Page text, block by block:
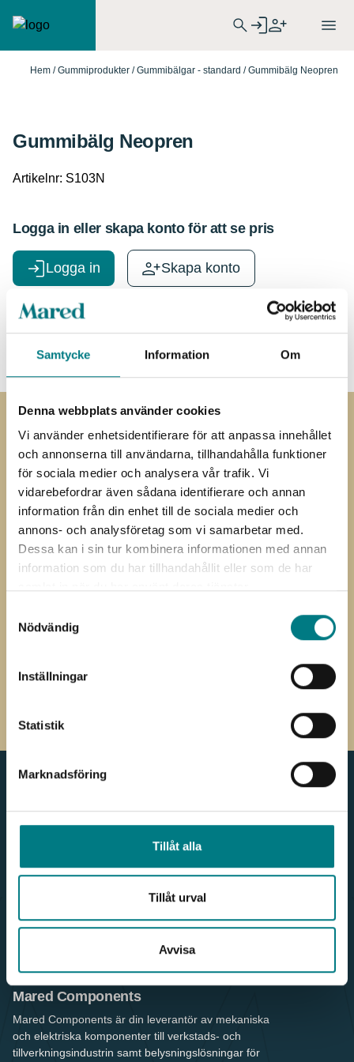
Samtycke Information Om
Denna webbplats använder cookies
Vi använder enhetsidentifierare för att anpassa innehållet
och annonserna till användarna, tillhandahålla funktioner
för sociala medier och analysera vår trafik. Vi
vidarebefordrar även sådana identifierare och annan
information från din enhet till de sociala medier och
annons- och analysföretag som vi samarbetar med.
Dessa kan i sin tur kombinera informationen med annan
information som du har tillhandahållit eller som de har
Nödvändig
Inställningar
Statistik
Marknadsföring
Tillåt alla
Tillåt urval
Avvisa
Hem /Gummiprodukter /Gummibälgar - standard / Gummibälg Neopren
Logga in eller skapa konto för att se pris
Logga in Skapa konto
Specifikationer
Gummibälg Neopren
Artikelnr: S103N
Prenumerera på
nyhetsbrevet
Prenumerera på vårt nyhetsbrev
*” anger obligatoriska fält
Efternamn
CAPTCHA
Meny
Nyheter
Om oss
Kontakt
036 - 38 78 60
info.components@mared.se
LinkedIn
Mared Components
Mared Components är din leverantör av mekaniska
och elektriska komponenter till verkstads- och
tillverkningsindustrin samt belysningslösningar för